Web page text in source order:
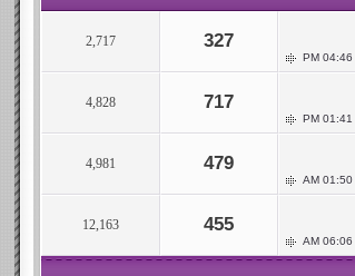
04:46 PM
327
2,717
01:41 PM
717
4,828
01:50 AM
479
4,981
06:06 AM
455
12,163